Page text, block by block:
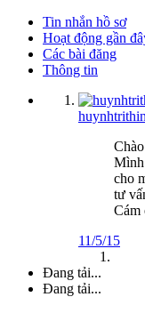
Tin nhắn hồ sơ
Hoạt động gần
Các bài đăng
Thông tin
Mình
cho
tư
Cám
11/5/15
Đang tải...
Đang tải...